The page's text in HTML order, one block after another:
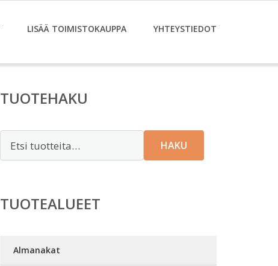
LISÄÄ TOIMISTOKAUPPA YHTEYSTIEDOT
TUOTEHAKU
HAKU
TUOTEALUEET
Almanakat